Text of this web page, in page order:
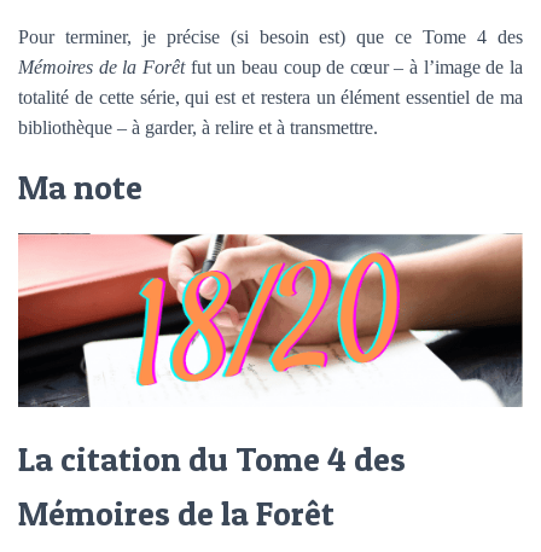
Pour terminer, je précise (si besoin est) que ce Tome 4 des
Mémoires de la Forêtfut un beau coup de cœur – à l’image de la
totalité de cette série, qui est et restera un élément essentiel de ma
bibliothèque – à garder, à relire et à transmettre.
Ma note
La citation du Tome 4 des
Mémoires de la Forêt